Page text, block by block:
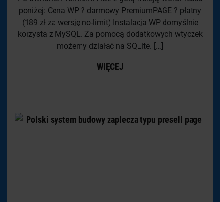
poniżej: Cena WP ? darmowy PremiumPAGE ? płatny
(189 zł za wersję no-limit) Instalacja WP domyślnie
korzysta z MySQL. Za pomocą dodatkowych wtyczek
możemy działać na SQLite. […]
WIĘCEJ